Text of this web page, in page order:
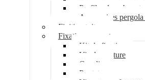
Profil polycarbonate
Accessoires
Finition toiture
Fixation couverture
Kit de fixation
Vis de couture
Cavalier
Pontet